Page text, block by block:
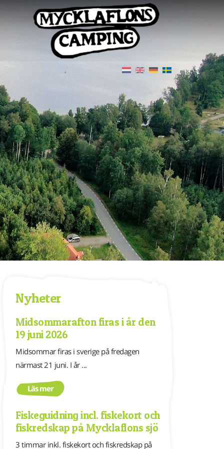
Nyheter
Midsommarafton firas i år den
19 juni 2026
Midsommar firas i sverige på fredagen
närmast 21 juni. I år ...
Läs mer
Fiskeguidning incl. fiskekort och
fiskredskap på Mycklaflons sjö
3 timmar inkl. fiskekort och fiskredskap på